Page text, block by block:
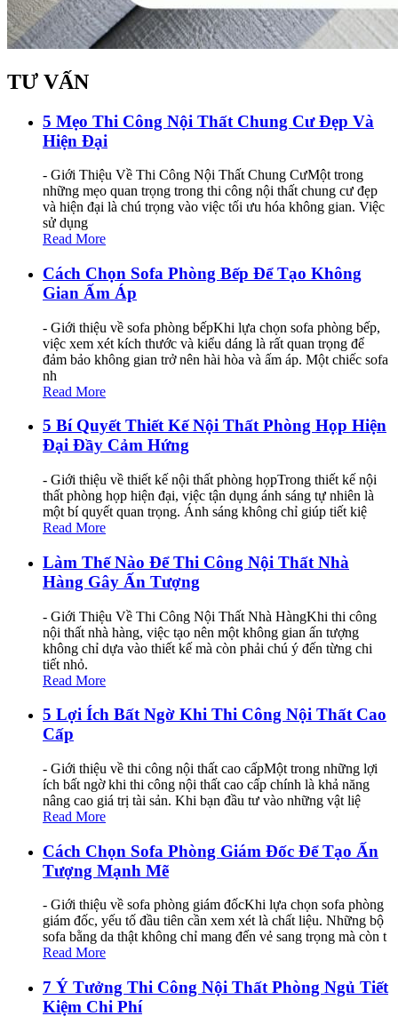
TƯ VẤN
5 Mẹo Thi Công Nội Thất Chung Cư Đẹp Và
Hiện Đại
- Giới Thiệu Về Thi Công Nội Thất Chung CưMột trong
những mẹo quan trọng trong thi công nội thất chung cư đẹp
và hiện đại là chú trọng vào việc tối ưu hóa không gian. Việc
sử dụng
Read More
Cách Chọn Sofa Phòng Bếp Để Tạo Không
Gian Ấm Áp
- Giới thiệu về sofa phòng bếpKhi lựa chọn sofa phòng bếp,
việc xem xét kích thước và kiểu dáng là rất quan trọng để
đảm bảo không gian trở nên hài hòa và ấm áp. Một chiếc sofa
nh
Read More
5 Bí Quyết Thiết Kế Nội Thất Phòng Họp Hiện
Đại Đầy Cảm Hứng
- Giới thiệu về thiết kế nội thất phòng họpTrong thiết kế nội
thất phòng họp hiện đại, việc tận dụng ánh sáng tự nhiên là
một bí quyết quan trọng. Ánh sáng không chỉ giúp tiết kiệ
Read More
Làm Thế Nào Để Thi Công Nội Thất Nhà
Hàng Gây Ấn Tượng
- Giới Thiệu Về Thi Công Nội Thất Nhà HàngKhi thi công
nội thất nhà hàng, việc tạo nên một không gian ấn tượng
không chỉ dựa vào thiết kế mà còn phải chú ý đến từng chi
tiết nhỏ.
Read More
5 Lợi Ích Bất Ngờ Khi Thi Công Nội Thất Cao
Cấp
- Giới thiệu về thi công nội thất cao cấpMột trong những lợi
ích bất ngờ khi thi công nội thất cao cấp chính là khả năng
nâng cao giá trị tài sản. Khi bạn đầu tư vào những vật liệ
Read More
Cách Chọn Sofa Phòng Giám Đốc Để Tạo Ấn
Tượng Mạnh Mẽ
- Giới thiệu về sofa phòng giám đốcKhi lựa chọn sofa phòng
giám đốc, yếu tố đầu tiên cần xem xét là chất liệu. Những bộ
sofa bằng da thật không chỉ mang đến vẻ sang trọng mà còn t
Read More
7 Ý Tưởng Thi Công Nội Thất Phòng Ngủ Tiết
Kiệm Chi Phí